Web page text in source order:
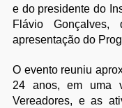
e do presidente do
Flávio
apresentação do
O evento reuniu
24 anos, em uma
Vereadores, e as